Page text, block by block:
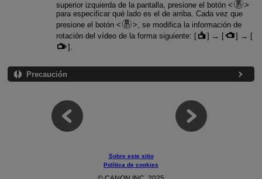
superior izquierda de la pantalla, presione el botón
para especificar qué lado es el de arriba. Cada vez que
presione el botón
, se modifica la información de
rotación del vídeo de la forma siguiente: [
] → [
] → [
].
Precaución
Sobre este sitio
Política de cookies